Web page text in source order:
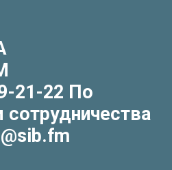
21-22 По
сотрудничества